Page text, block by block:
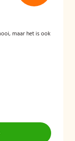
maar het is ook